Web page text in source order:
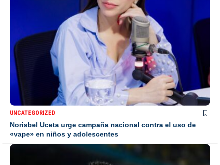
UNCATEGORIZED
Norisbel Uceta urge campaña nacional contra el uso de
«vape» en niños y adolescentes